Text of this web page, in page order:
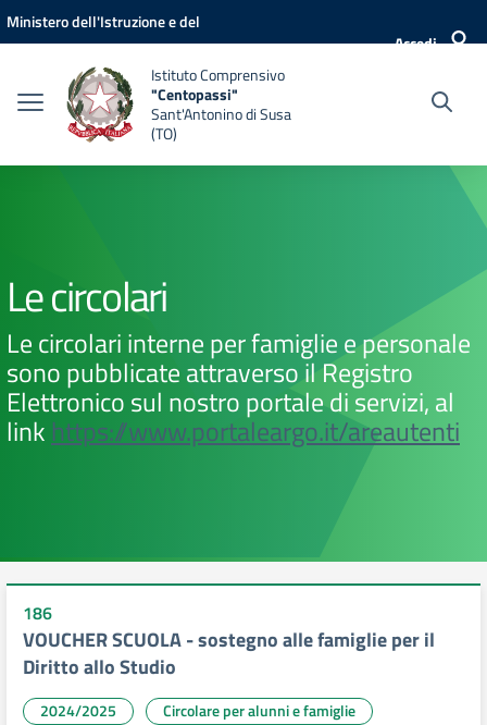
Vai ai contenuti
Vai al menu di navigazione
Vai al footer
Ministero dell'Istruzione e del
Accedi
Istituto Comprensivo
"Centopassi"
Sant'Antonino di Susa
(TO)
Le circolari
Le circolari interne per famiglie e personale
sono pubblicate attraverso il Registro
Elettronico sul nostro portale di servizi, al
link https://www.portaleargo.it/areautenti
186
VOUCHER SCUOLA - sostegno alle famiglie per il
Diritto allo Studio
2024/2025 Circolare per alunni e famiglie